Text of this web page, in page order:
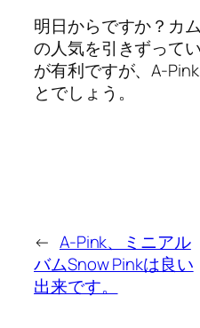
明日からですか？カ
の人気を引きずって
が有利ですが、A-
とでしょう。
← A-Pink、ミニアル
バムSnow Pinkは良い
出来です。